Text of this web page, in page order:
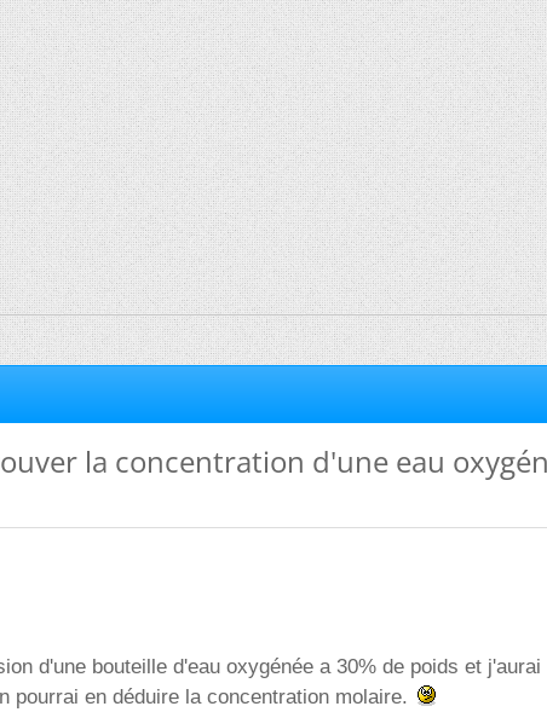
la concentration d'une eau
d'une bouteille d'eau oxygénée a 30% de poids et j'aurai
pourrai en déduire la concentration molaire.